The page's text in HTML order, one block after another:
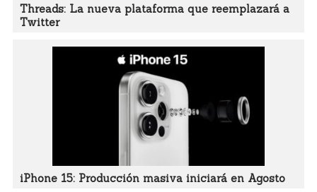
Threads: La nueva plataforma que reemplazará a
Twitter
iPhone 15: Producción masiva iniciará en Agosto